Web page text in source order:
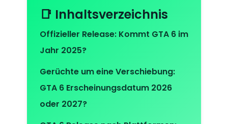
📑 Inhaltsverzeichnis
Offizieller Release: Kommt GTA 6 im
Jahr 2025?
Gerüchte um eine Verschiebung:
GTA 6 Erscheinungsdatum 2026
oder 2027?